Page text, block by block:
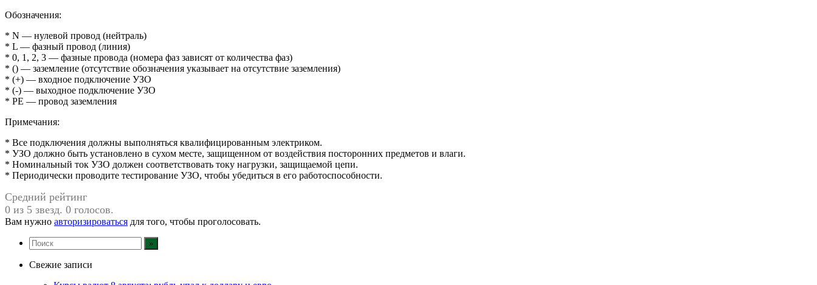
Обозначения:
* N — нулевой провод (нейтраль)
* L — фазный провод (линия)
* 0, 1, 2, 3 — фазные провода (номера фаз зависят от количества фаз)
* () — заземление (отсутствие обозначения указывает на отсутствие заземления)
* (+) — входное подключение УЗО
* (-) — выходное подключение УЗО
* PE — провод заземления
Примечания:
* Все подключения должны выполняться квалифицированным электриком.
* УЗО должно быть установлено в сухом месте, защищенном от воздействия посторонних предметов и влаги.
* Номинальный ток УЗО должен соответствовать току нагрузки, защищаемой цепи.
* Периодически проводите тестирование УЗО, чтобы убедиться в его работоспособности.
Средний рейтинг
0 из 5 звезд. 0 голосов.
Вам нужно авторизироваться для того, чтобы проголосовать.
Свежие записи